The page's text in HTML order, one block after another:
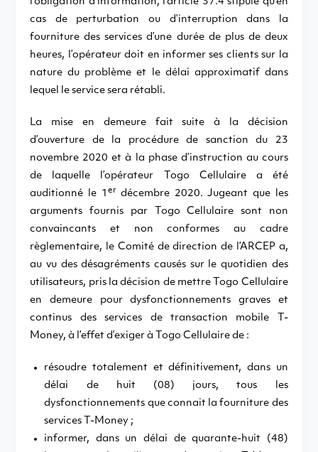
cas de perturbation ou d’interruption dans la
fourniture des services d’une durée de plus de deux
heures, l’opérateur doit en informer ses clients sur la
nature du problème et le délai approximatif dans
lequel le service sera rétabli.
La mise en demeure fait suite à la décision
d’ouverture de la procédure de sanction du 23
novembre 2020 et à la phase d’instruction au cours
de laquelle l’opérateur Togo Cellulaire a été
auditionné le 1 er décembre 2020. Jugeant que les
arguments fournis par Togo Cellulaire sont non
convaincants et non conformes au cadre
règlementaire, le Comité de direction de l’ARCEP a,
au vu des désagréments causés sur le quotidien des
utilisateurs, pris la décision de mettre Togo Cellulaire
en demeure pour dysfonctionnements graves et
continus des services de transaction mobile T-
Money, à l’effet d’exiger à Togo Cellulaire de :
résoudre totalement et définitivement, dans un
délai de huit (08) jours, tous les
dysfonctionnements que connait la fourniture des
services T-Money ;
informer, dans un délai de quarante-huit (48)